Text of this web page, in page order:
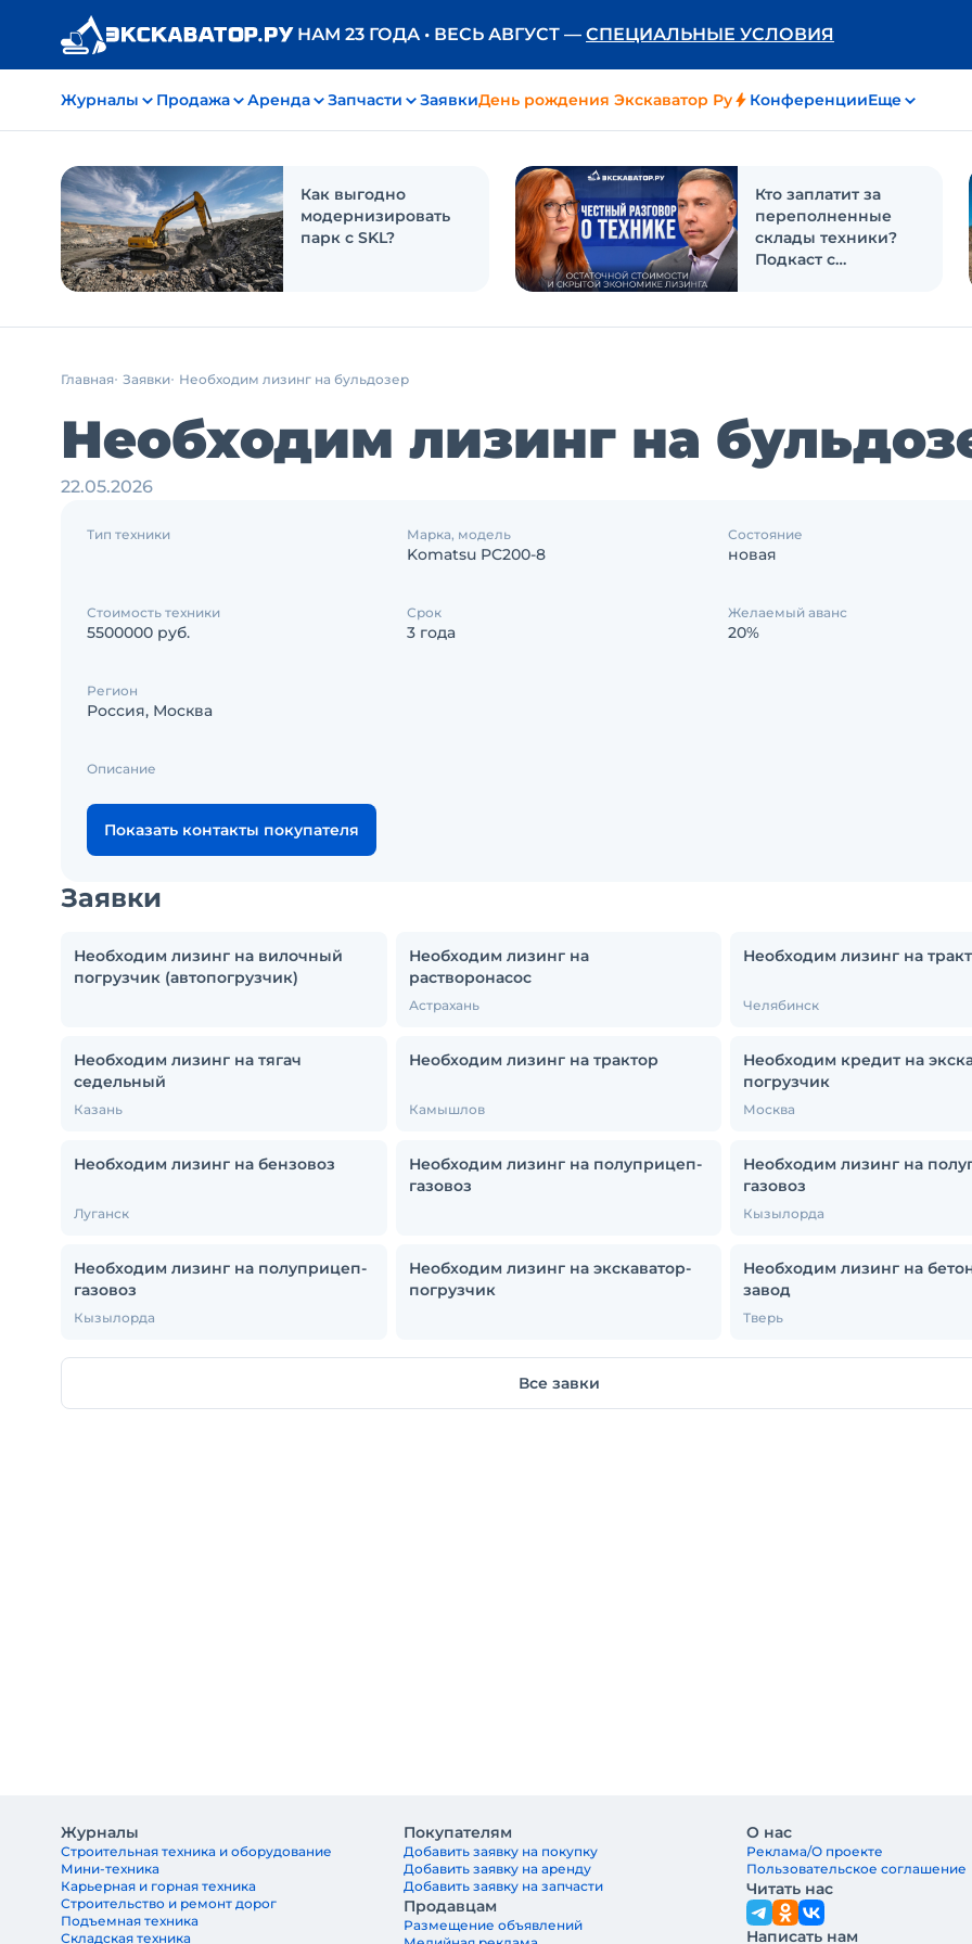
НАМ 23 ГОДА • ВЕСЬ АВГУСТ — СПЕЦИАЛЬНЫЕ УСЛОВИЯ
Журналы Продажа Аренда Запчасти ЗаявкиДень рождения Экскаватор Ру КонференцииЕще
Как выгодно
модернизировать
парк с SKL?
Кто заплатит за
переполненные
склады техники?
Подкаст с
Главная Заявки Необходим лизинг на бульдозер
Необходим лизинг на
22.05.2026
Тип техники Марка, модель
Komatsu PC200-8
Состояние
новая
Стоимость техники
5500000 руб.
Срок
3 года
Желаемый аванс
20%
Регион
Россия, Москва
Описание
Показать контакты покупателя
Заявки
Необходим лизинг на вилочный
погрузчик (автопогрузчик)
Необходим лизинг на
растворонасос
Астрахань
Необходим лизинг на
Челябинск
Необходим лизинг на тягач
седельный
Казань
Необходим лизинг на трактор
Камышлов
Необходим кредит на
погрузчик
Москва
Необходим лизинг на бензовоз
Луганск
Необходим лизинг на полуприцеп-
газовоз
Необходим лизинг на
газовоз
Кызылорда
Необходим лизинг на полуприцеп-
газовоз
Кызылорда
Необходим лизинг на экскаватор-
погрузчик
Необходим лизинг на
завод
Тверь
Все завки
Журналы
Строительная техника и оборудование
Мини-техника
Карьерная и горная техника
Строительство и ремонт дорог
Подъемная техника
Складская техника
Покупателям
Добавить заявку на покупку
Добавить заявку на аренду
Добавить заявку на запчасти
Продавцам
Размещение объявлений
О нас
Реклама/О проекте
Пользовательское соглашение
Читать нас
Написать нам